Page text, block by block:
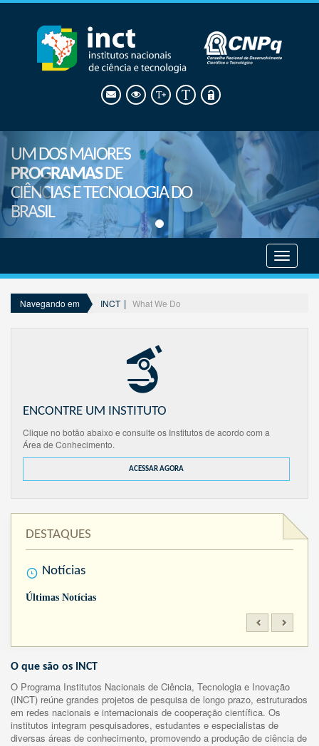
UM DOS MAIORES
PROGRAMASDE
CIÊNCIAS E TECNOLOGIA DO
BRASIL
menu
Navegando em INCT What We Do
ENCONTRE UM INSTITUTO
Clique no botão abaixo e consulte os Institutos de acordo com a
Área de Conhecimento.
ACESSAR AGORA
DESTAQUES
Notícias
Últimas Notícias
O que são os INCT
O Programa Institutos Nacionais de Ciência, Tecnologia e Inovação
(INCT) reúne grandes projetos de pesquisa de longo prazo, estruturados
em redes nacionais e internacionais de cooperação científica. Os
institutos integram pesquisadores, estudantes e especialistas de
diversas áreas de conhecimento, promovendo a produção de ciência de